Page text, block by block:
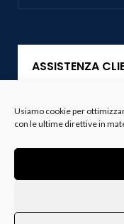
Usiamo cookie per
con le ultime direttive in
ASSISTENZA